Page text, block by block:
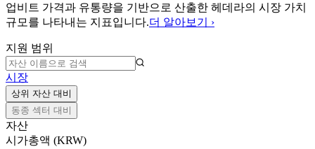
업비트 가격과 유통량을 기반으로 산출한 헤데라의 시장 가치
규모를 나타내는 지표입니다.더 알아보기 ›
지원 범위
시장
상위 자산 대비
동종 섹터 대비
자산
시가총액 (KRW)